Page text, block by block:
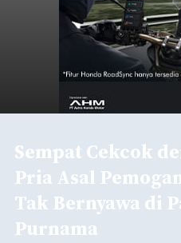
Sempat Cekcok
Pria Asal
Tak Bernyawa di
Purnama